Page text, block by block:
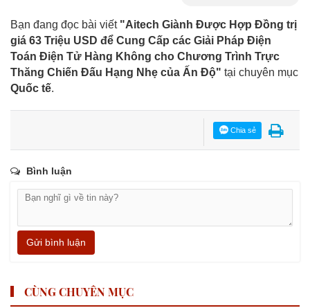
Bạn đang đọc bài viết "Aitech Giành Được Hợp Đồng trị
giá 63 Triệu USD để Cung Cấp các Giải Pháp Điện
Toán Điện Tử Hàng Không cho Chương Trình Trực
Thăng Chiến Đấu Hạng Nhẹ của Ấn Độ" tại chuyên mục
Quốc tế.
Chia sẻ
Bình luận
Gửi bình luận
CÙNG CHUYÊN MỤC